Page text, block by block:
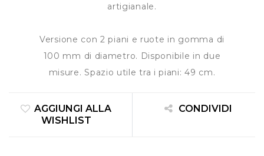
artigianale.
Versione con 2 piani e ruote in gomma di
100 mm di diametro. Disponibile in due
misure. Spazio utile tra i piani: 49 cm.
AGGIUNGI ALLA
WISHLIST
CONDIVIDI